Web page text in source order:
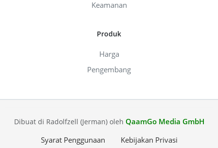
Keamanan
Produk
Harga
Pengembang
Dibuat di Radolfzell (Jerman) oleh QaamGo Media GmbH
Syarat Penggunaan
Kebijakan Privasi